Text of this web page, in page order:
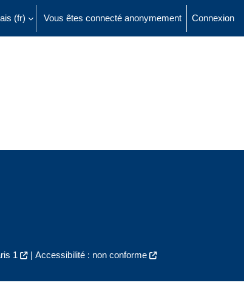
la saisie de recherche
‎(fr)‎ Vous êtes connecté anonymement Connexion
1 | Accessibilité : non conforme